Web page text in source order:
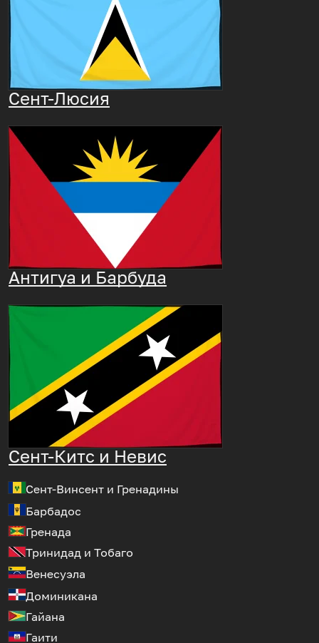
Сент-Люсия
Антигуа и Барбуда
Сент-Китс и Невис
Сент-Винсент и Гренадины
Барбадос
Гренада
Тринидад и Тобаго
Венесуэла
Доминикана
Гайана
Гаити